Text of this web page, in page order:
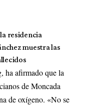
residencia
muestra las
ha afirmado que la
de Moncada
de oxígeno. «No se